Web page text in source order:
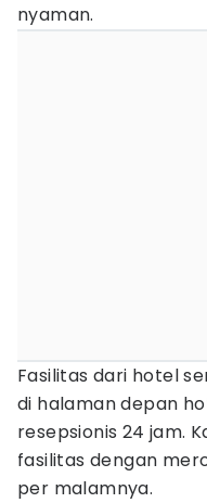
nyaman.
Fasilitas dari hotel
di halaman depan
resepsionis 24 jam.
fasilitas dengan
per malamnya.